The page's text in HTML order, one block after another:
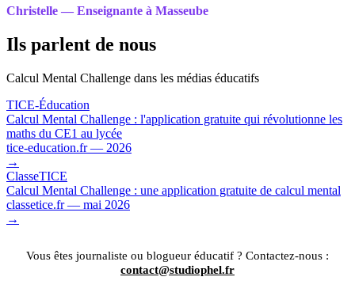
Christelle — Enseignante à Masseube
Ils parlent de nous
Calcul Mental Challenge dans les médias éducatifs
TICE-Éducation
Calcul Mental Challenge : l'application gratuite qui révolutionne les
maths du CE1 au lycée
tice-education.fr — 2026
→
ClasseTICE
Calcul Mental Challenge : une application gratuite de calcul mental
classetice.fr — mai 2026
→
Vous êtes journaliste ou blogueur éducatif ? Contactez-nous :
contact@studiophel.fr